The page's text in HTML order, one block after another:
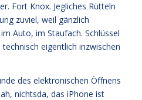
Fort Knox. Jegliches Rütteln
zuviel, weil gänzlich
Auto, im Staufach. Schlüssel
eigentlich inzwischen
des elektronischen Öffnens
nichtsda, das iPhone ist